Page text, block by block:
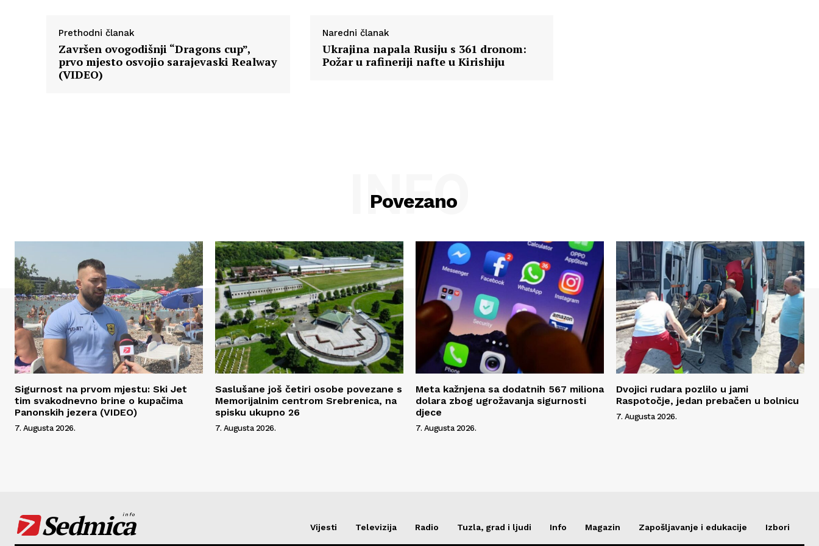
Prethodni članak
Završen ovogodišnji “Dragons cup”,
prvo mjesto osvojio sarajevaski Realway
(VIDEO)
Naredni članak
Ukrajina napala Rusiju s 361 dronom:
Požar u rafineriji nafte u Kirishiju
Povezano
INFO
Sigurnost na prvom mjestu: Ski Jet
tim svakodnevno brine o kupačima
Panonskih jezera (VIDEO)
7. Augusta 2026.
Saslušane još četiri osobe povezane s
Memorijalnim centrom Srebrenica, na
spisku ukupno 26
7. Augusta 2026.
Meta kažnjena sa dodatnih 567 miliona
dolara zbog ugrožavanja sigurnosti
djece
7. Augusta 2026.
Dvojici rudara pozlilo u jami
Raspotočje, jedan prebačen u bolnicu
7. Augusta 2026.
Sedmica
info
Vijesti Televizija Radio Tuzla, grad i ljudi Info Magazin Zapošljavanje i edukacije Izbori